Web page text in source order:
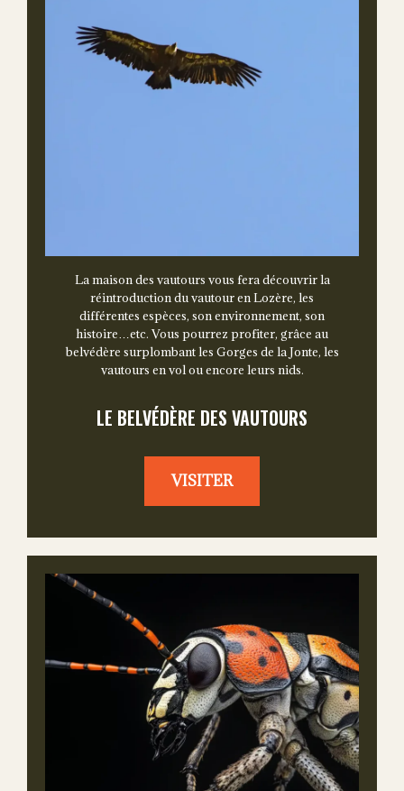
La maison des vautours vous fera découvrir la
réintroduction du vautour en Lozère, les
différentes espèces, son environnement, son
histoire…etc. Vous pourrez profiter, grâce au
belvédère surplombant les Gorges de la Jonte, les
vautours en vol ou encore leurs nids.
LE BELVÉDÈRE DES VAUTOURS
VISITER